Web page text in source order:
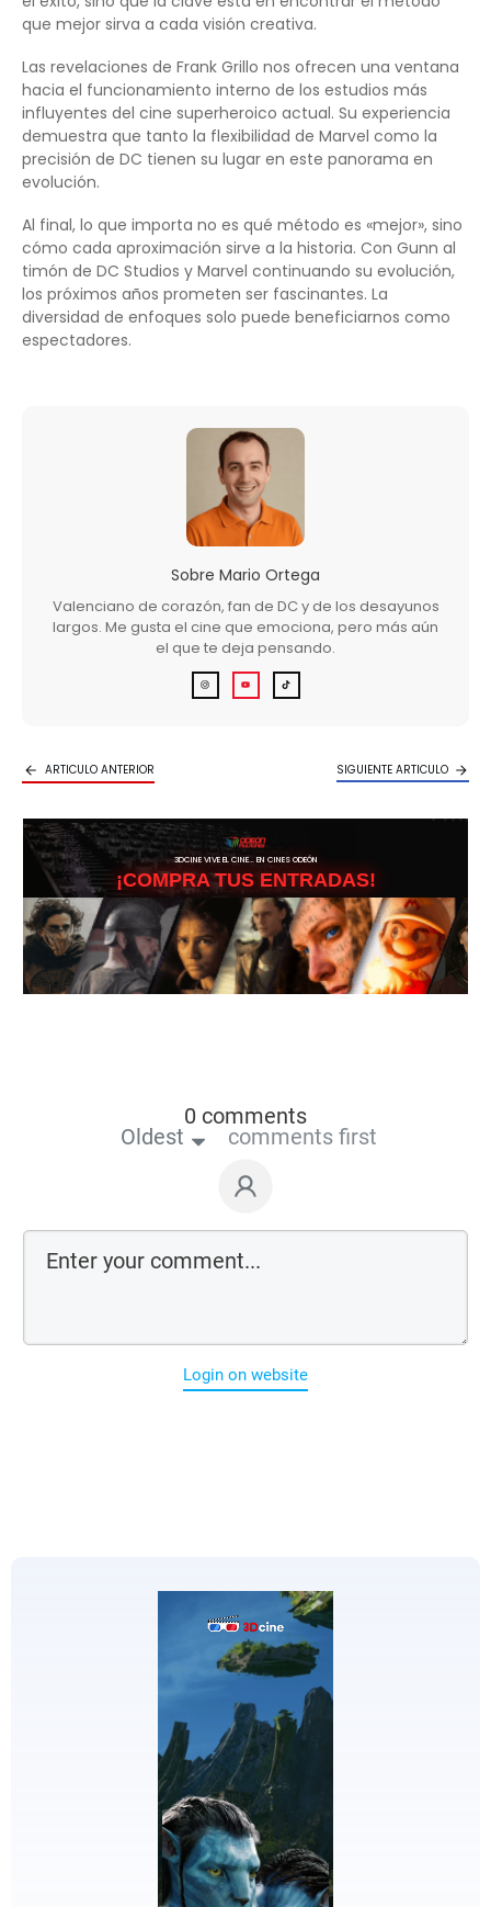
que mejor sirva a cada visión creativa.
Las revelaciones de Frank Grillo nos ofrecen una ventana
hacia el funcionamiento interno de los estudios más
influyentes del cine superheroico actual. Su experiencia
demuestra que tanto la flexibilidad de Marvel como la
precisión de DC tienen su lugar en este panorama en
evolución.
Al final, lo que importa no es qué método es «mejor», sino
cómo cada aproximación sirve a la historia. Con Gunn al
timón de DC Studios y Marvel continuando su evolución,
los próximos años prometen ser fascinantes. La
diversidad de enfoques solo puede beneficiarnos como
espectadores.
Sobre Mario Ortega
Valenciano de corazón, fan de DC y de los desayunos
largos. Me gusta el cine que emociona, pero más aún
el que te deja pensando.
ARTICULO ANTERIOR SIGUIENTE ARTICULO
3DCINE VIVE EL CINE… EN CINES ODEÓN
¡COMPRA TUS ENTRADAS!
0 comments
Oldest comments first
Login on website